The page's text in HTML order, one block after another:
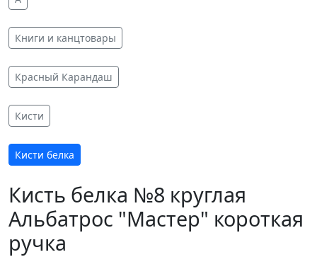
Книги и канцтовары
Красный Карандаш
Кисти
Кисти белка
Кисть белка №8 круглая
Альбатрос "Мастер" короткая
ручка